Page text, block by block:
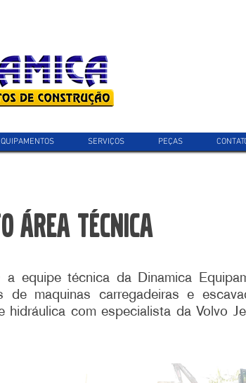
SERVIÇOS PEÇAS
área técnica
equipe técnica da Dinamica
de maquinas carregadeiras e
com especialista da Volvo